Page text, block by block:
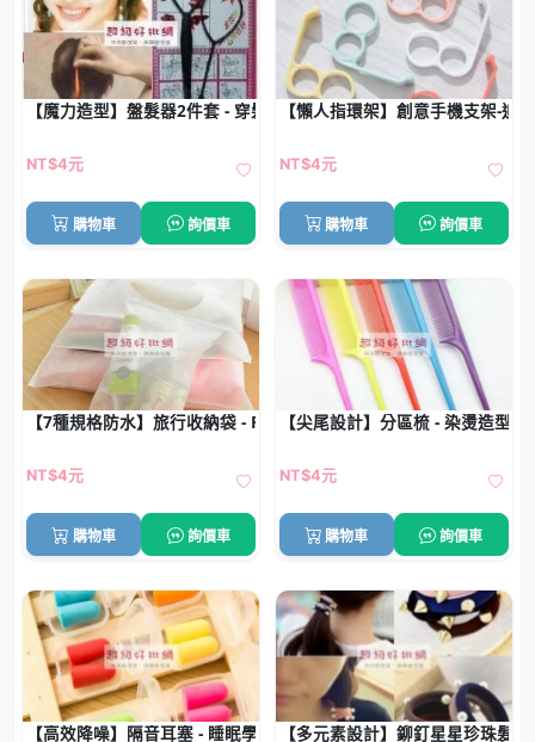
【魔力造型】盤髮器2件套 - 穿髮棒編髮工具
NT$4元
購物車 詢價車
【懶人指環架】創意手機支架-追
NT$4元
購物車 詢價車
【7種規格防水】旅行收納袋 - PVC透明衣物行李分類整理袋
NT$4元
購物車 詢價車
【尖尾設計】分區梳 - 染燙造型專
NT$4元
購物車 詢價車
【高效降噪】隔音耳塞 - 睡眠學習專用【多元素設計】鉚釘星星珍珠髮